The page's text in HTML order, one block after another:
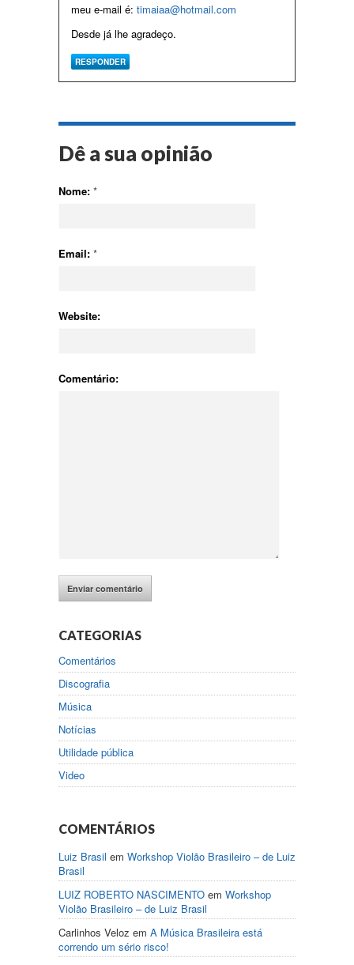
meu e-mail é: timaiaa@hotmail.com
Desde já lhe agradeço.
RESPONDER
Dê a sua opinião
Nome: *
Email: *
Website:
Comentário:
CATEGORIAS
Comentários
Discografia
Música
Notícias
Utilidade pública
Video
COMENTÁRIOS
Luiz Brasil em Workshop Violão Brasileiro – de Luiz
Brasil
LUIZ ROBERTO NASCIMENTO em Workshop
Violão Brasileiro – de Luiz Brasil
Carlinhos Veloz em A Música Brasileira está
correndo um sério risco!